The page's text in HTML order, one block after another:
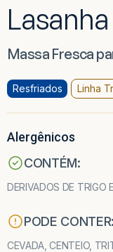
Massa Fresca
Resfriados Linha
Alergênicos
CONTÉM:
DERIVADOS DE TRIGO
PODE CONTER:
CEVADA, CENTEIO,